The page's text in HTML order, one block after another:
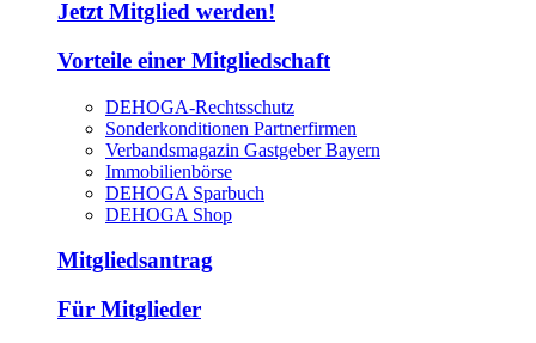
Jetzt Mitglied werden!
Vorteile einer Mitgliedschaft
DEHOGA-Rechtsschutz
Sonderkonditionen Partnerfirmen
Verbandsmagazin Gastgeber Bayern
Immobilienbörse
DEHOGA Sparbuch
DEHOGA Shop
Mitgliedsantrag
Für Mitglieder